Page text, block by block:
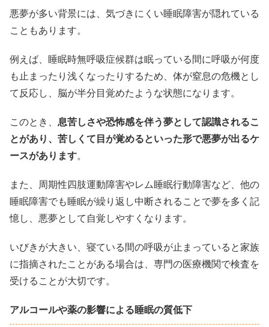
悪夢が多い背景には、気づきにくい睡眠障害が隠れている
こともあります。
例えば、睡眠時無呼吸症候群は眠っている間に呼吸が何度
も止まったり浅くなったりするため、体が窒息の危機とし
て反応し、脳が半分目覚めたような状態になります。
このとき、 息苦しさや恐怖感を伴う夢として認識されるこ
とがあり、苦しくて目が覚めるといった形で悪夢が出るケ
ースがあります。
また、周期性四肢運動障害やレム睡眠行動障害など、他の
睡眠障害でも睡眠が繰り返し中断されることで夢を多く記
憶し、悪夢として自覚しやすくなります。
いびきが大きい、寝ている間の呼吸が止まっていると家族
に指摘されたことがある場合は、専門の医療機関で検査を
受けることが大切です。
アルコールや薬の影響による睡眠の質低下